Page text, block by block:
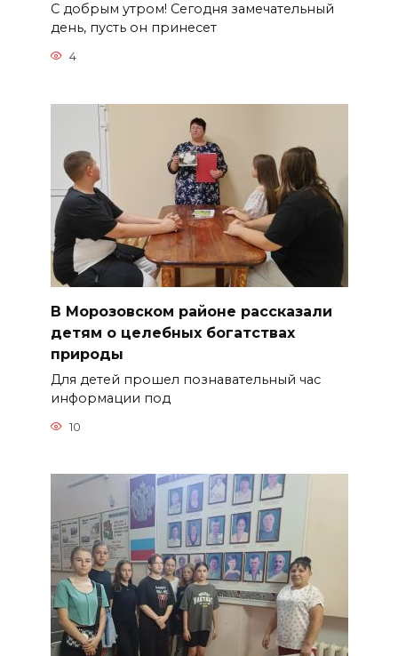
С добрым утром! Сегодня замечательный
день, пусть он принесет
4
В Морозовском районе рассказали
детям о целебных богатствах
природы
Для детей прошел познавательный час
информации под
10